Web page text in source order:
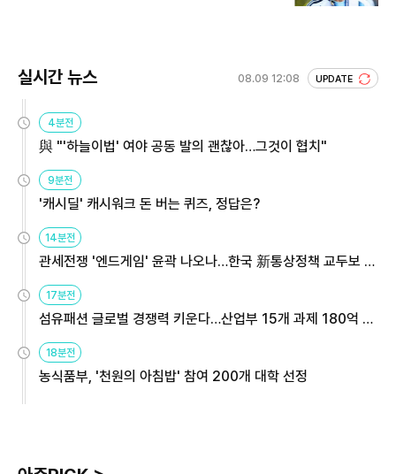
실시간 뉴스 08.09 12:08 UPDATE
4분전
與 "'하늘이법' 여야 공동 발의 괜찮아…그것이 협치"
9분전
'캐시딜' 캐시워크 돈 버는 퀴즈, 정답은?
14분전
관세전쟁 '엔드게임' 윤곽 나오나…한국 新통상정책 교두보 활
용해야
17분전
섬유패션 글로벌 경쟁력 키운다…산업부 15개 과제 180억 지
원
18분전
농식품부, '천원의 아침밥' 참여 200개 대학 선정